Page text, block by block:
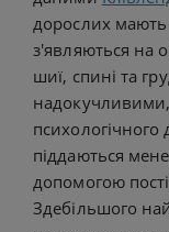
дорослих
з'являються на
шиї, спині та
піддаються
допомогою
Здебільшого